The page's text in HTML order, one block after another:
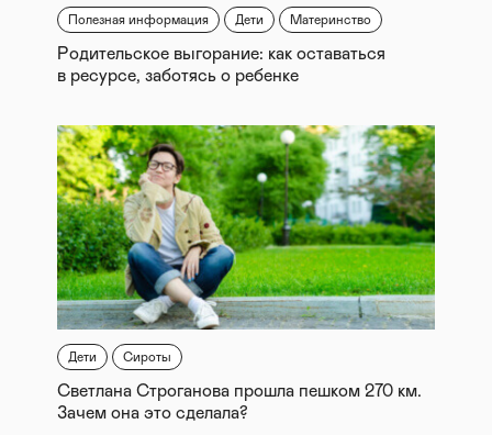
Полезная информация Дети Материнство
Родительское выгорание: как оставаться
в ресурсе, заботясь о ребенке
Дети Сироты
Светлана Строганова прошла пешком 270 км.
Зачем она это сделала?